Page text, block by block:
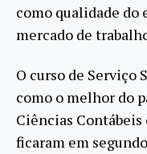
como qualidade do
mercado de
O curso de Serviço
como o melhor do
Ciências Contábeis
ficaram em